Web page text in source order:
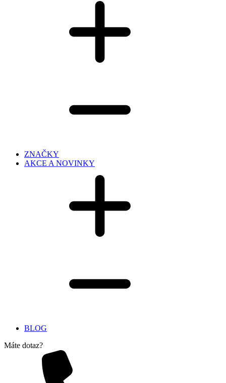
ZNAČKY
AKCE A NOVINKY
BLOG
Máte dotaz?